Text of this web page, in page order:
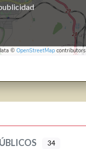
© OpenStreetMap contributors
y fontanería
34